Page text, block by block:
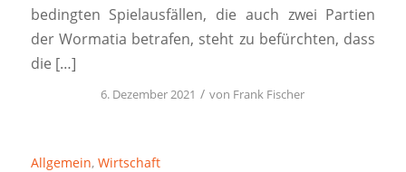
bedingten Spielausfällen, die auch zwei Partien
der Wormatia betrafen, steht zu befürchten, dass
die […]
6. Dezember 2021 / von Frank Fischer
Allgemein, Wirtschaft